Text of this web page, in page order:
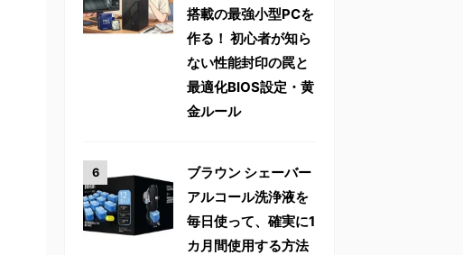
搭載の最強小型PCを
作る！ 初心者が知ら
ない性能封印の罠と
最適化BIOS設定・黄
金ルール
ブラウン シェーバー
アルコール洗浄液を
毎日使って、確実に1
カ月間使用する方法